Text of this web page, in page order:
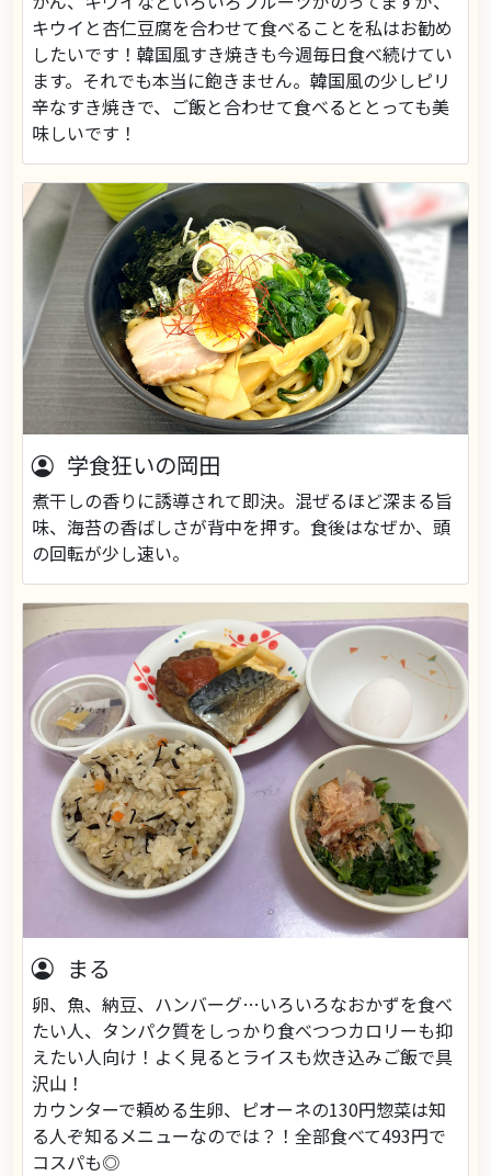
キウイと杏仁豆腐を合わせて食べることを私はお勧め
したいです！韓国風すき焼きも今週毎日食べ続けてい
ます。それでも本当に飽きません。韓国風の少しピリ
辛なすき焼きで、ご飯と合わせて食べるととっても美
味しいです！
学食狂いの岡田
煮干しの香りに誘導されて即決。混ぜるほど深まる旨
味、海苔の香ばしさが背中を押す。食後はなぜか、頭
の回転が少し速い。
まる
卵、魚、納豆、ハンバーグ…いろいろなおかずを食べ
たい人、タンパク質をしっかり食べつつカロリーも抑
えたい人向け！よく見るとライスも炊き込みご飯で具
沢山！
カウンターで頼める生卵、ピオーネの130円惣菜は知
る人ぞ知るメニューなのでは？！全部食べて493円で
コスパも◎